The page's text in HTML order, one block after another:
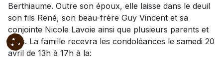
Berthiaume. Outre son époux, elle laisse dans le deuil
son fils René, son beau-frère Guy Vincent et sa
conjointe Nicole Lavoie ainsi que plusieurs parents et
amis. La famille recevra les condoléances le samedi 20
avril de 13h à 17h à la: